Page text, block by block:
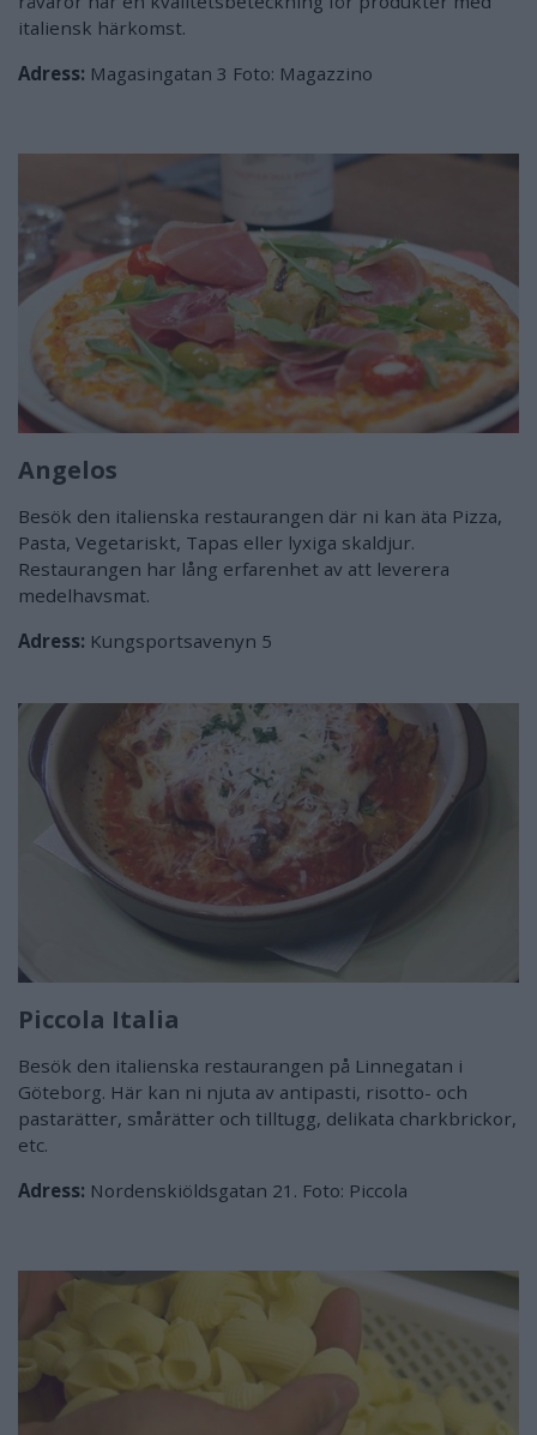
italiensk härkomst.
Adress: Magasingatan 3 Foto: Magazzino
Angelos
Besök den italienska restaurangen där ni kan äta Pizza,
Pasta, Vegetariskt, Tapas eller lyxiga skaldjur.
Restaurangen har lång erfarenhet av att leverera
medelhavsmat.
Adress: Kungsportsavenyn 5
Piccola Italia
Besök den italienska restaurangen på Linnegatan i
Göteborg. Här kan ni njuta av antipasti, risotto- och
pastarätter, smårätter och tilltugg, delikata charkbrickor,
etc.
Adress: Nordenskiöldsgatan 21. Foto: Piccola